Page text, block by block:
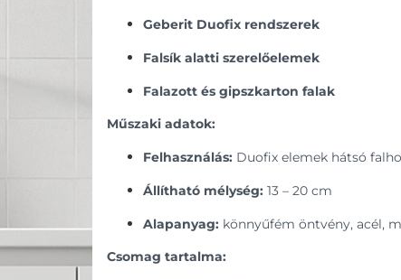
Geberit Duofix rendszerek
Falsík alatti szerelőelemek
Falazott és gipszkarton falak
Műszaki adatok:
Felhasználás: Duofix elemek hátsó
Állítható mélység: 13 – 20 cm
Alapanyag: könnyűfém öntvény, acél,
Csomag tartalma: